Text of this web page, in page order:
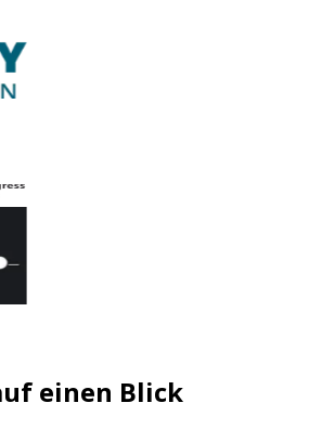
einen Blick